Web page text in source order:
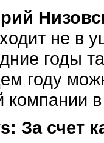
не в
годы
году
компании
За счет